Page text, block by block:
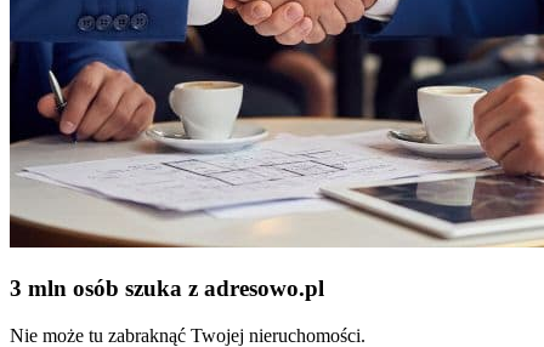
3 mln osób szuka z adresowo.pl
Nie może tu zabraknąć Twojej nieruchomości.